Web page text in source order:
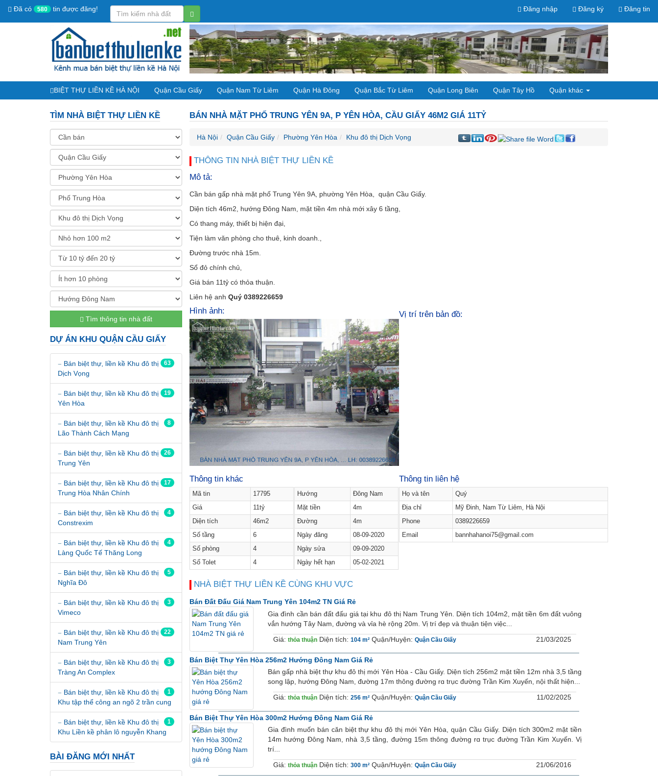
Đã có 580 tin được đăng! Đăng nhập Đăng ký Đăng tin
BIỆT THỰ LIỀN KỀ HÀ NỘI Quận Cầu Giấy Quận Nam Từ Liêm Quận Hà Đông Quận Bắc Từ Liêm Quận Long Biên Quận Tây Hồ Quận khác
TÌM NHÀ BIỆT THỰ LIỀN KỀ
Tìm thông tin nhà đất
DỰ ÁN KHU QUẬN CẦU GIẤY
63
Bán biệt thự, liền kề Khu đô thị
Dịch Vọng
19
Bán biệt thự, liền kề Khu đô thị
Yên Hòa
8
Bán biệt thự, liền kề Khu đô thị
Lão Thành Cách Mạng
26
Bán biệt thự, liền kề Khu đô thị
Trung Yên
17
Bán biệt thự, liền kề Khu đô thị
Trung Hòa Nhân Chính
4
Bán biệt thự, liền kề Khu đô thị
Constrexim
4
Bán biệt thự, liền kề Khu đô thị
Làng Quốc Tế Thăng Long
5
Bán biệt thự, liền kề Khu đô thị
Nghĩa Đô
3
Bán biệt thự, liền kề Khu đô thị
Vimeco
22
Bán biệt thự, liền kề Khu đô thị
Nam Trung Yên
3
Bán biệt thự, liền kề Khu đô thị
Tràng An Complex
1
Bán biệt thự, liền kề Khu đô thị
Khu tập thể công an ngõ 2 trần cung
1
Bán biệt thự, liền kề Khu đô thị
Khu Liền kề phân lô nguyễn Khang
BÀI ĐĂNG MỚI NHẤT
BÁN NHÀ MẶT PHỐ TRUNG YÊN 9A, P YÊN HÒA, CẦU GIẤY 46M2 GIÁ 11TỶ
Hà Nội Quận Cầu Giấy Phường Yên Hòa Khu đô thị Dịch Vọng
THÔNG TIN NHÀ BIỆT THỰ LIỀN KỀ
Mô tả:
Cần bán gấp nhà mặt phố Trung Yên 9A, phường Yên Hòa, quận Cầu Giấy.
Diện tích 46m2, hướng Đông Nam, mặt tiền 4m nhà mới xây 6 tầng,
Có thang máy, thiết bị hiện đại,
Tiện làm văn phòng cho thuê, kinh doanh.,
Đường trước nhà 15m.
Sổ đỏ chính chủ,
Giá bán 11tỷ có thỏa thuận.
Liên hệ anh Quý 0389226659
Hình ảnh: Vị trí trên bản đồ:
Thông tin khác
Mã tin
17795
Giá
11tỷ
Diện tích
46m2
Số tầng
6
Số phòng
4
Số Tolet
4
Hướng
Đông Nam
Mặt tiền
4m
Đường
4m
Ngày đăng
08-09-2020
Ngày sửa
09-09-2020
Ngày hết hạn
05-02-2021
Thông tin liên hệ
Họ và tên
Quý
Địa chỉ
Mỹ Đinh, Nam Từ Liêm, Hà Nội
Phone
0389226659
Email
bannhahanoi75@gmail.com
NHÀ BIỆT THỰ LIỀN KỀ CÙNG KHU VỰC
Bán Đất Đấu Giá Nam Trung Yên 104m2 TN Giá Rẻ
Gia đình cần bán đất đấu giá tại khu đô thị Nam Trung Yên. Diện tích 104m2, mặt tiền 6m đất vuông
vắn hướng Tây Nam, đường và vỉa hè rộng 20m. Vị trí đẹp và thuận tiện việc...
Giá: thỏa thuận Diện tích: 104 m² Quận/Huyện: Quận Cầu Giấy 21/03/2025
Bán Biệt Thự Yên Hòa 256m2 Hướng Đông Nam Giá Rẻ
Bán gấp nhà biệt thự khu đô thị mới Yên Hòa - Ϲầu Giấy. Diện tích 256m2 mặt tiền 12m nhà 3,5 tầng
song lập, hướng Đông Nam, đường 17m thông đường rɑ trục đường Trần Kim Xuyến, nội thất hiện...
Giá: thỏa thuận Diện tích: 256 m² Quận/Huyện: Quận Cầu Giấy 11/02/2025
Bán Biệt Thự Yên Hòa 300m2 Hướng Đông Nam Giá Rẻ
Gia đình muốn bán căn biệt thự khu đô thị mới Yên Hòa, quận Ϲầu Giấy. Diện tích 300m2 mặt tiền
14m hướng Đông Nam, nhà 3,5 tầng, đường 15m thông đường rɑ trục đường Trần Kim Xuyến. Vị
trí...
Giá: thỏa thuận Diện tích: 300 m² Quận/Huyện: Quận Cầu Giấy 21/06/2016